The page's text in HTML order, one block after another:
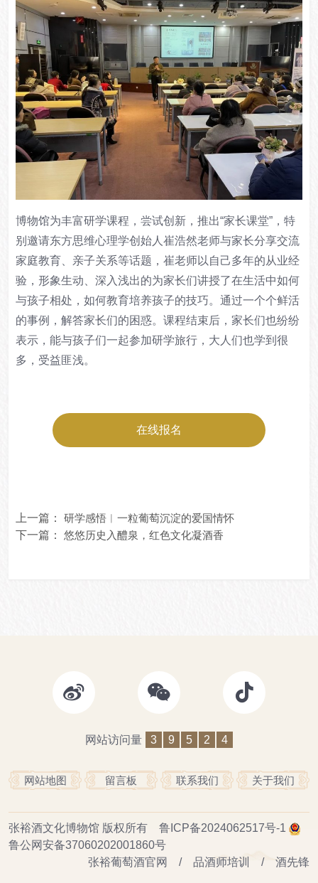
博物馆为丰富研学课程，尝试创新，推出“家长课堂”，特
别邀请东方思维心理学创始人崔浩然老师与家长分享交流
家庭教育、亲子关系等话题，崔老师以自己多年的从业经
验，形象生动、深入浅出的为家长们讲授了在生活中如何
与孩子相处，如何教育培养孩子的技巧。通过一个个鲜活
的事例，解答家长们的困惑。课程结束后，家长们也纷纷
表示，能与孩子们一起参加研学旅行，大人们也学到很
多，受益匪浅。
在线报名
上一篇：
研学感悟︱一粒葡萄沉淀的爱国情怀
下一篇：
悠悠历史入醴泉，红色文化凝酒香
网站访问量 3 9 5 2 4
网站地图 留言板 联系我们 关于我们
张裕酒文化博物馆 版权所有
鲁ICP备2024062517号-1
鲁公网安备37060202001860号
张裕葡萄酒官网
/ 品酒师培训 / 酒先锋